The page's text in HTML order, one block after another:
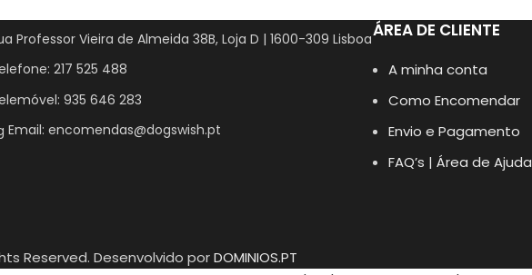
Professor Vieira de Almeida 38B, Loja D | 1600-309 Lisboa
217 525 488
935 646 283
Email: encomendas@dogswish.pt
ÁREA DE CLIENTE
A minha conta
Como Encomendar
Envio e Pagamento
FAQ’s | Área de Ajuda
Reserved. Desenvolvido porDOMINIOS.PT